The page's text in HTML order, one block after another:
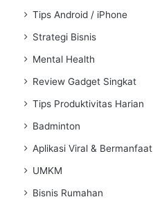
Tips Android / iPhone
Strategi Bisnis
Mental Health
Review Gadget Singkat
Tips Produktivitas Harian
Badminton
Aplikasi Viral & Bermanfaat
UMKM
Bisnis Rumahan